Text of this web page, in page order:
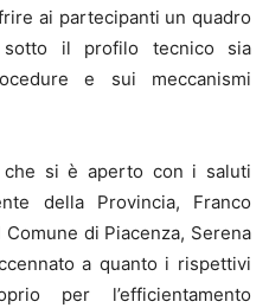
ai partecipanti un quadro
il profilo tecnico sia
e sui meccanismi
che si è aperto con i saluti
della Provincia, Franco
di Piacenza, Serena
a quanto i rispettivi
per l’efficientamento